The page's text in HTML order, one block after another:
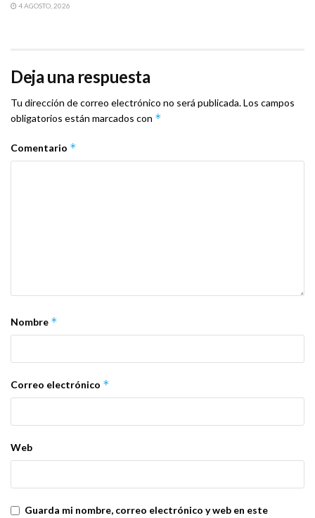
4 AGOSTO, 2026
Deja una respuesta
Tu dirección de correo electrónico no será publicada.Los campos
obligatorios están marcados con *
Comentario *
Nombre *
Correo electrónico *
Web
Guarda mi nombre, correo electrónico y web en este